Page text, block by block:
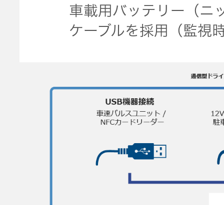
車載用バッテリー（ニ
ケーブルを採用（監視